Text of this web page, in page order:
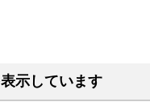
示しています